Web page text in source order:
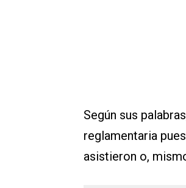
Según sus
reglamentaria
asistieron o,